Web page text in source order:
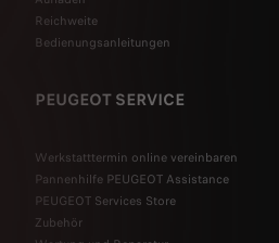
Reichweite
Bedienungsanleitungen
PEUGEOT SERVICE
Werkstatttermin online vereinbaren
Pannenhilfe PEUGEOT Assistance
PEUGEOT Services Store
Zubehör